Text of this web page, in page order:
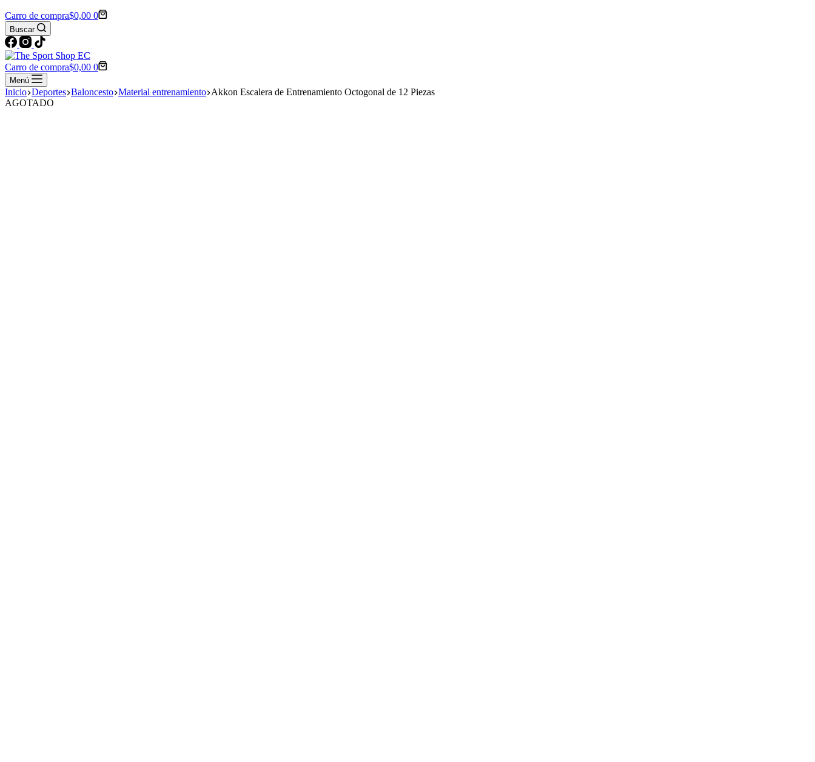
Carro de compra$0,00 0
Buscar
Carro de compra$0,00 0
Menú
Inicio Deportes Baloncesto Material entrenamiento Akkon Escalera de Entrenamiento Octogonal de 12 Piezas
AGOTADO